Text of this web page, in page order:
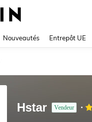
Nouveautés Entrepôt UE
Hstar Vendeur